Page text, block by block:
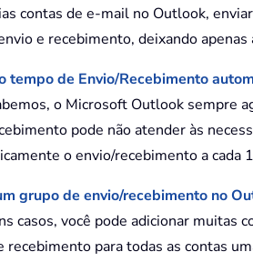
contas de e-mail no Outlook,
e recebimento, deixando
tempo de Envio/Recebimento
o Microsoft Outlook sempre
pode não atender às
o envio/recebimento a cada
grupo de envio/recebimento no
casos, você pode adicionar muitas
recebimento para todas as contas